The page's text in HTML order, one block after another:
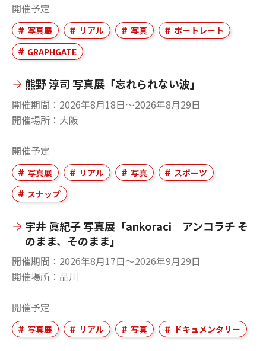
開催予定
写真展 リアル 写真
ポートレート
GRAPHGATE
熊野 淳司 写真展「忘れられない波」
開催期間
2026年8月18日〜2026年8月29日
開催場所
大阪
開催予定
写真展 リアル 写真
スポーツ
スナップ
宇井 眞紀子 写真展「ankoraci アンコラチ そ
のまま、そのまま」
開催期間
2026年8月17日〜2026年9月29日
開催場所
品川
開催予定
写真展 リアル 写真 ドキュメンタリー